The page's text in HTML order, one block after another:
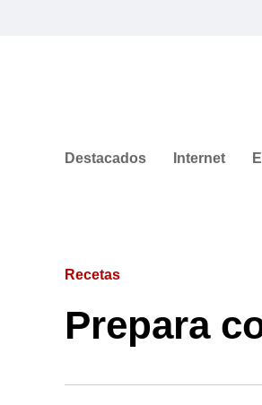
Destacados Internet
Recetas
Prepara